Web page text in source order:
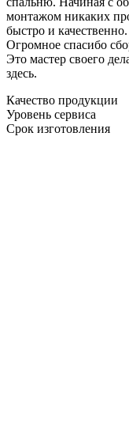
монтажом никаких
быстро и
Огромное спасибо
Это мастер своего
здесь.
Качество продукции
Уровень сервиса
Срок изготовления